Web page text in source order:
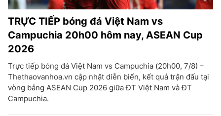
TRỰC TIẾP bóng đá Việt Nam vs
Campuchia 20h00 hôm nay, ASEAN Cup
2026
Trực tiếp bóng đá Việt Nam vs Campuchia (20h00, 7/8) –
Thethaovanhoa.vn cập nhật diễn biến, kết quả trận đấu tại
vòng bảng ASEAN Cup 2026 giữa ĐT Việt Nam và ĐT
Campuchia.